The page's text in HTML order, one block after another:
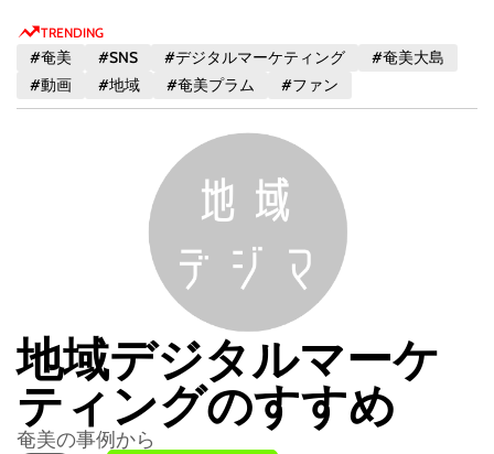
TRENDING
#奄美 #SNS #デジタルマーケティング
#奄美大島
#動画
#地域 #奄美プラム #ファン
地域デジタルマーケ
ティングのすすめ
奄美の事例から